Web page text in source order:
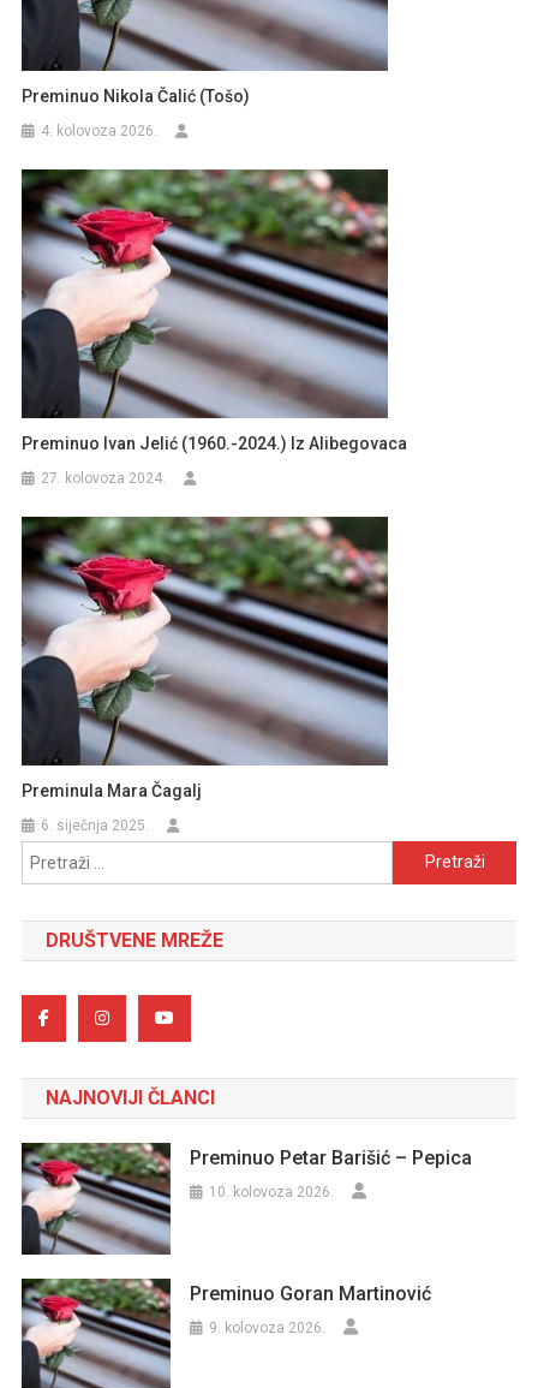
Preminuo Nikola Čalić (Tošo)
4. kolovoza 2026.
Preminuo Ivan Jelić (1960.-2024.) Iz Alibegovaca
27. kolovoza 2024.
Preminula Mara Čagalj
6. siječnja 2025.
Pretraži:
DRUŠTVENE MREŽE
NAJNOVIJI ČLANCI
Preminuo Petar Barišić – Pepica
10. kolovoza 2026.
Preminuo Goran Martinović
9. kolovoza 2026.